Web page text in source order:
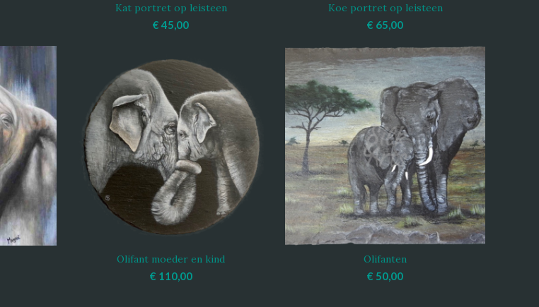
TOEVOEGEN AAN WINKELWAGEN
Kat portret op leisteen
€ 45,00
TOEVOEGEN AAN WINKELWAGEN
Koe portret op leisteen
€ 65,00
TOEVOEGEN AAN WINKELWAGEN
Olifant moeder en kind
€ 110,00
TOEVOEGEN AAN WINKELWAGEN
Olifanten
€ 50,00